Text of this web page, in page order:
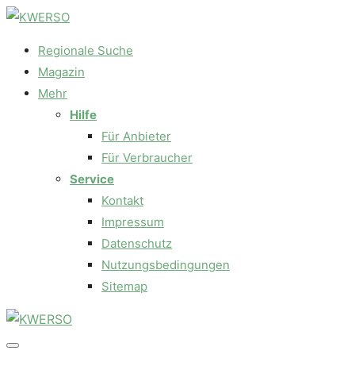
Regionale Suche
Magazin
Mehr
Hilfe
Für Anbieter
Für Verbraucher
Service
Kontakt
Impressum
Datenschutz
Nutzungsbedingungen
Sitemap